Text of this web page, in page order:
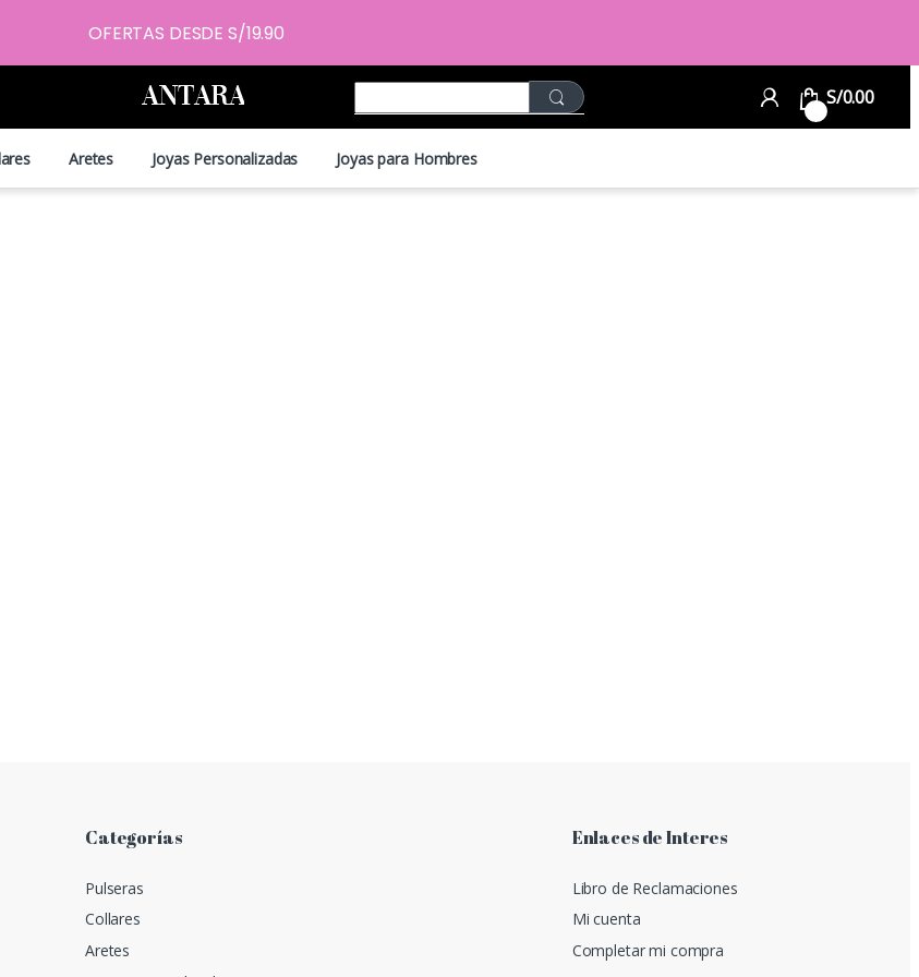
Search for: S/0.00
Aretes Joyas Personalizadas Joyas para Hombres
Categorías
Pulseras
Collares
Aretes
Enlaces de Interes
Libro de Reclamaciones
Mi cuenta
Completar mi compra
OFERTAS DESDE S/19.90